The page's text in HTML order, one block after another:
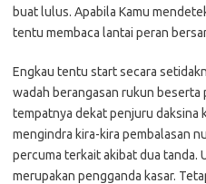
buat lulus. Apabila Kamu
tentu membaca lantai peran
Engkau tentu start secara
wadah berangasan rukun beserta
tempatnya dekat penjuru daksina
mengindra kira-kira pembalasan
percuma terkait akibat dua tanda.
merupakan pengganda kasar.